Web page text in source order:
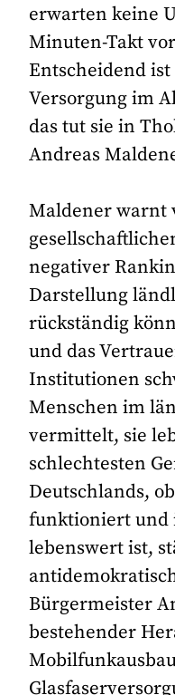
erwarten keine
Minuten-Takt
Entscheidend
Versorgung im
das tut sie in
Andreas
Maldener warnt
negativer
Darstellung
rückständig
und das
Institutionen
Menschen im
vermittelt, sie
schlechtesten
Deutschlands,
funktioniert und
lebenswert ist,
Bürgermeister
bestehender